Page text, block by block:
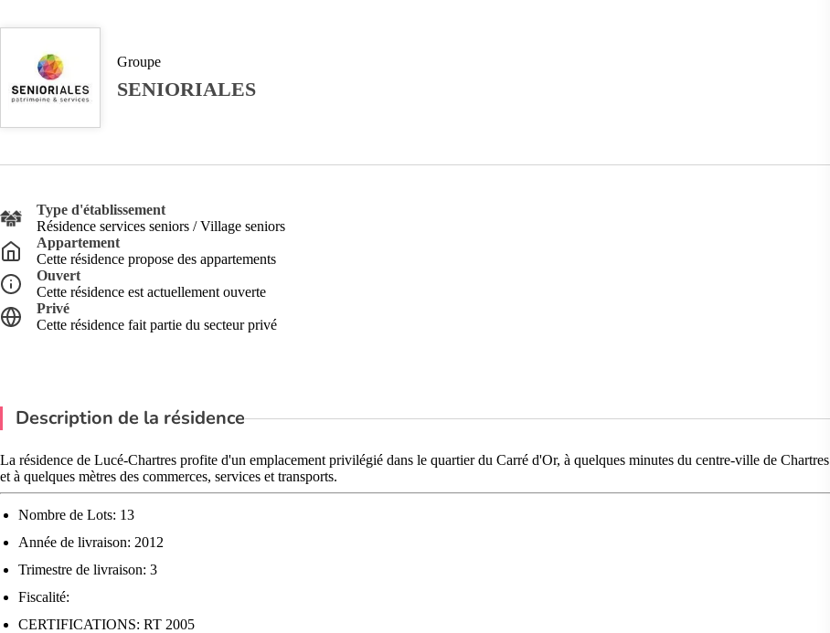
Groupe
SENIORIALES
Type d'établissement
Résidence services seniors / Village seniors
Appartement
Cette résidence propose des appartements
Ouvert
Cette résidence est actuellement ouverte
Privé
Cette résidence fait partie du secteur privé
Description de la résidence
La résidence de Lucé-Chartres profite d'un emplacement privilégié dans le quartier du Carré d'Or, à quelques minutes du centre-ville de Chartres
et à quelques mètres des commerces, services et transports.
Nombre de Lots: 13
Année de livraison: 2012
Trimestre de livraison: 3
Fiscalité:
CERTIFICATIONS: RT 2005